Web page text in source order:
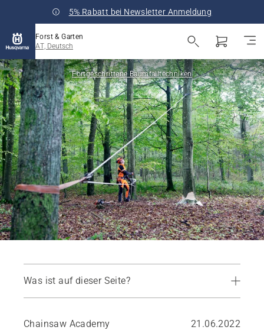
5% Rabatt bei Newsletter Anmeldung
Forst & Garten
AT, Deutsch
Fortgeschrittene Baumfälltechniken
Was ist auf dieser Seite?
Chainsaw Academy 21.06.2022